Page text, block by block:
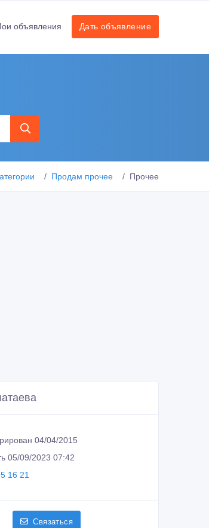
объявления Дать объявление
Продам прочее Прочее
04/04/2015
05/09/2023 07:42
16 21
Связаться